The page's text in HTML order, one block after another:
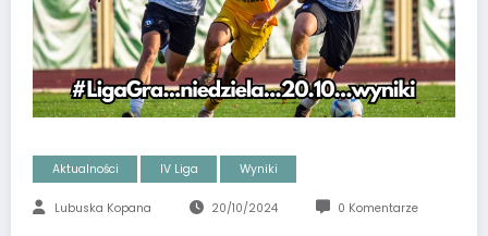
Aktualności IV Liga Wyniki
Lubuska Kopana 20/10/2024 0 Komentarze